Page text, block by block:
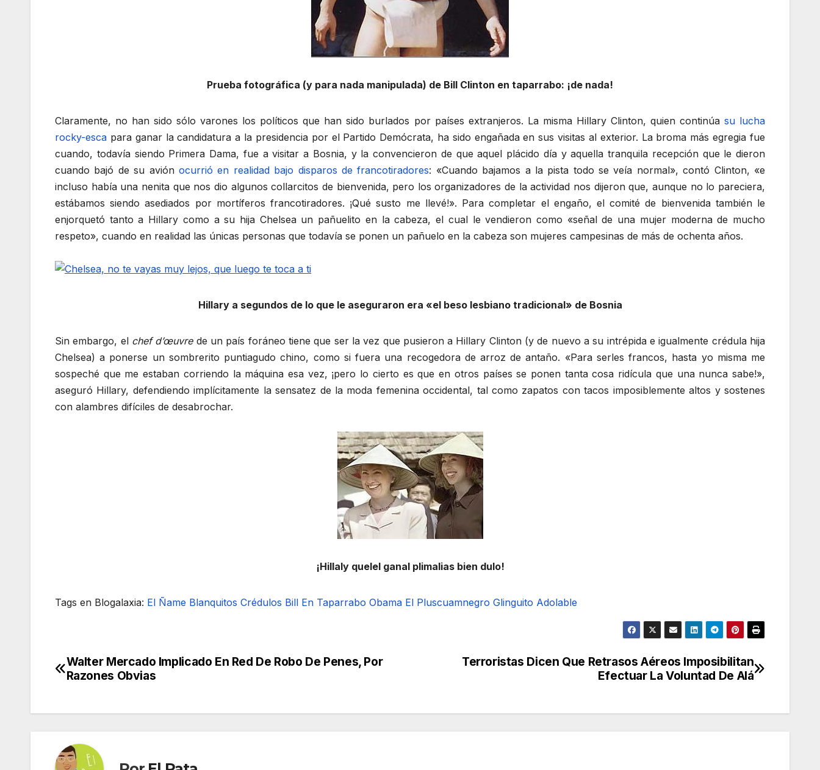
Prueba fotográfica (y para nada manipulada) de Bill Clinton en taparrabo: ¡de nada!
Claramente, no han sido sólo varones los políticos que han sido burlados por países extranjeros. La misma Hillary Clinton, quien continúa su lucha
rocky-esca para ganar la candidatura a la presidencia por el Partido Demócrata, ha sido engañada en sus visitas al exterior. La broma más egregia fue
cuando, todavía siendo Primera Dama, fue a visitar a Bosnia, y la convencieron de que aquel plácido día y aquella tranquila recepción que le dieron
cuando bajó de su avión ocurrió en realidad bajo disparos de francotiradores: «Cuando bajamos a la pista todo se veía normal», contó Clinton, «e
incluso había una nenita que nos dio algunos collarcitos de bienvenida, pero los organizadores de la actividad nos dijeron que, aunque no lo pareciera,
estábamos siendo asediados por mortíferos francotiradores. ¡Qué susto me llevé!». Para completar el engaño, el comité de bienvenida también le
enjorquetó tanto a Hillary como a su hija Chelsea un pañuelito en la cabeza, el cual le vendieron como «señal de una mujer moderna de mucho
respeto», cuando en realidad las únicas personas que todavía se ponen un pañuelo en la cabeza son mujeres campesinas de más de ochenta años.
Hillary a segundos de lo que le aseguraron era «el beso lesbiano tradicional» de Bosnia
Sin embargo, el chef d’œuvrede un país foráneo tiene que ser la vez que pusieron a Hillary Clinton (y de nuevo a su intrépida e igualmente crédula hija
Chelsea) a ponerse un sombrerito puntiagudo chino, como si fuera una recogedora de arroz de antaño. «Para serles francos, hasta yo misma me
sospeché que me estaban corriendo la máquina esa vez, ¡pero lo cierto es que en otros países se ponen tanta cosa ridícula que una nunca sabe!»,
aseguró Hillary, defendiendo implícitamente la sensatez de la moda femenina occidental, tal como zapatos con tacos imposiblemente altos y sostenes
con alambres difíciles de desabrochar.
¡Hillaly quelel ganal plimalias bien dulo!
Tags en Blogalaxia: El Ñame Blanquitos Crédulos Bill En Taparrabo Obama El Pluscuamnegro Glinguito Adolable
Navegación
entradas
Terroristas Dicen Que Retrasos Aéreos Imposibilitan
Efectuar La Voluntad De Alá
Walter Mercado Implicado En Red De Robo De Penes, Por
Razones Obvias